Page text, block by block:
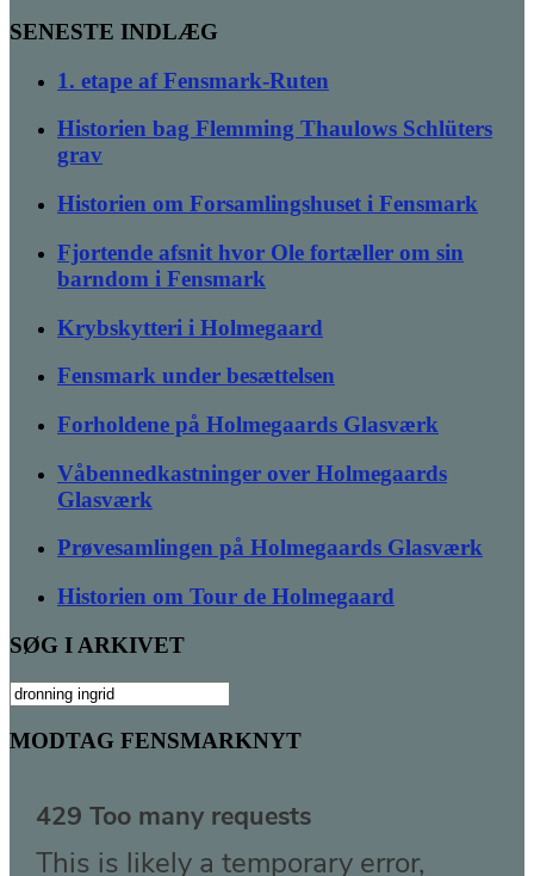
SENESTE INDLÆG
1. etape af Fensmark-Ruten
Historien bag Flemming Thaulows Schlüters
grav
Historien om Forsamlingshuset i Fensmark
Fjortende afsnit hvor Ole fortæller om sin
barndom i Fensmark
Krybskytteri i Holmegaard
Fensmark under besættelsen
Forholdene på Holmegaards Glasværk
Våbennedkastninger over Holmegaards
Glasværk
Prøvesamlingen på Holmegaards Glasværk
Historien om Tour de Holmegaard
SØG I ARKIVET
Søg
efter:
MODTAG FENSMARKNYT